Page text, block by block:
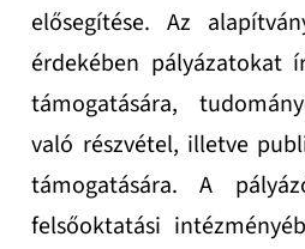
elősegítése. Az
érdekében
támogatására,
való részvétel, illetve
támogatására. A
felsőoktatási